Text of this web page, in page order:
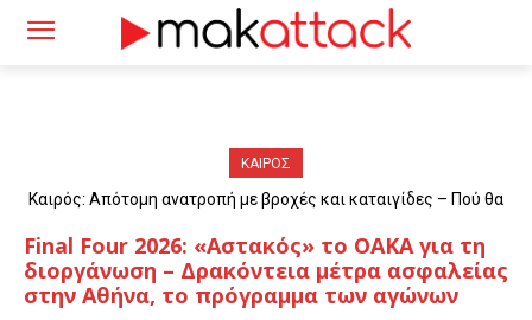
ΚΑΙΡΟΣ
Καιρός: Απότομη ανατροπή με βροχές και καταιγίδες – Πού θα
Final Four 2026: «Αστακός» το ΟΑΚΑ για τη
διοργάνωση – Δρακόντεια μέτρα ασφαλείας
στην Αθήνα, το πρόγραμμα των αγώνων